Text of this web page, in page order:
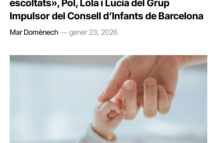
escoltats», Pol, Lola i Lucía del Grup
Impulsor del Consell d’Infants de Barcelona
Mar Domènech gener 23, 2026